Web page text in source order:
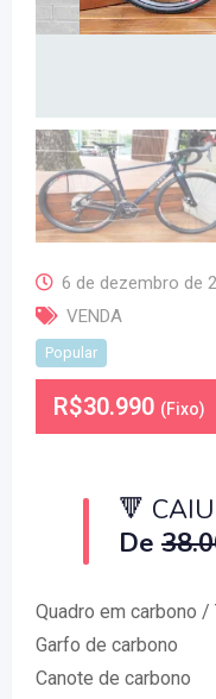
6 de dezembro de
VENDA
Popular
R$30.990 (Fixo)
🔻
De
Quadro em carbono /
Garfo de carbono
Canote de carbono